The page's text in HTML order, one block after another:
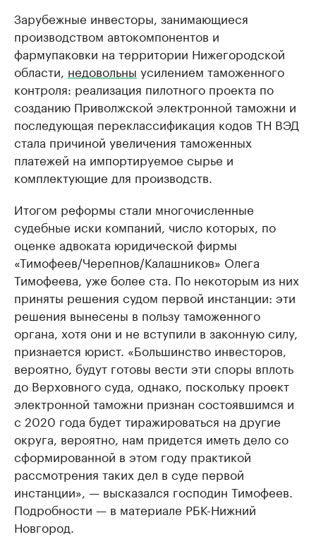
Зарубежные инвесторы, занимающиеся
производством автокомпонентов и
фармупаковки на территории Нижегородской
области, недовольны усилением таможенного
контроля: реализация пилотного проекта по
созданию Приволжской электронной таможни и
последующая переклассификация кодов ТН ВЭД
стала причиной увеличения таможенных
платежей на импортируемое сырье и
комплектующие для производств.
Итогом реформы стали многочисленные
судебные иски компаний, число которых, по
оценке адвоката юридической фирмы
«Тимофеев/Черепнов/Калашников» Олега
Тимофеева, уже более ста. По некоторым из них
приняты решения судом первой инстанции: эти
решения вынесены в пользу таможенного
органа, хотя они и не вступили в законную силу,
признается юрист. «Большинство инвесторов,
вероятно, будут готовы вести эти споры вплоть
до Верховного суда, однако, поскольку проект
электронной таможни признан состоявшимся и
с 2020 года будет тиражироваться на другие
округа, вероятно, нам придется иметь дело со
сформированной в этом году практикой
рассмотрения таких дел в суде первой
инстанции», — высказался господин Тимофеев.
Подробности — в материале РБК-Нижний
Новгород.